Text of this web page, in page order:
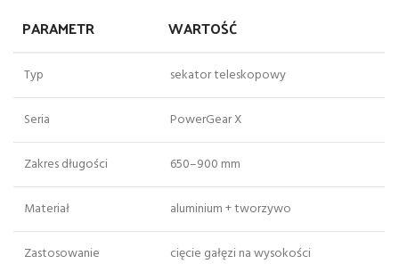
PARAMETR WARTOŚĆ
Typ sekator teleskopowy
Seria PowerGear X
Zakres długości 650–900 mm
Materiał aluminium + tworzywo
Zastosowanie cięcie gałęzi na wysokości